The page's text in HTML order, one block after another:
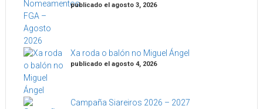
publicado el agosto 3, 2026
Xa roda o balón no Miguel Ángel
publicado el agosto 4, 2026
Campaña Siareiros 2026 – 2027